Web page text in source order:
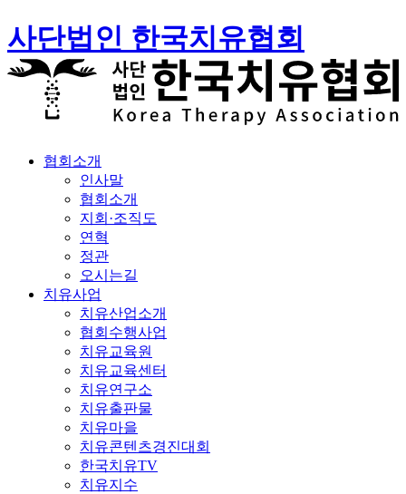
사단법인 한국치유협회
협회소개
인사말
협회소개
지회·조직도
연혁
정관
오시는길
치유사업
치유산업소개
협회수행사업
치유교육원
치유교육센터
치유연구소
치유출판물
치유마을
치유콘텐츠경진대회
한국치유TV
치유지수